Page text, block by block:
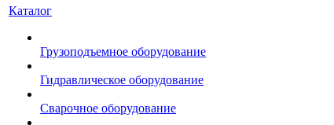
Каталог
Грузоподъемное оборудование
Гидравлическое оборудование
Сварочное оборудование